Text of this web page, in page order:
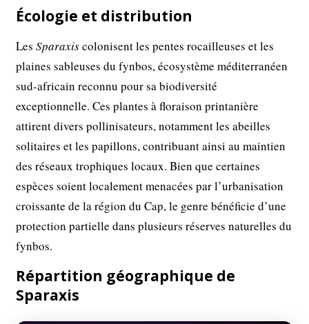
Écologie et distribution
LesSparaxiscolonisent les pentes rocailleuses et les
plaines sableuses du fynbos, écosystème méditerranéen
sud-africain reconnu pour sa biodiversité
exceptionnelle. Ces plantes à floraison printanière
attirent divers pollinisateurs, notamment les abeilles
solitaires et les papillons, contribuant ainsi au maintien
des réseaux trophiques locaux. Bien que certaines
espèces soient localement menacées par l’urbanisation
croissante de la région du Cap, le genre bénéficie d’une
protection partielle dans plusieurs réserves naturelles du
fynbos.
Répartition géographique de
Sparaxis